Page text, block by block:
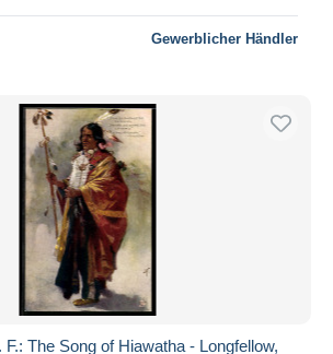
Gewerblicher Händler
The Song of Hiawatha - Longfellow,